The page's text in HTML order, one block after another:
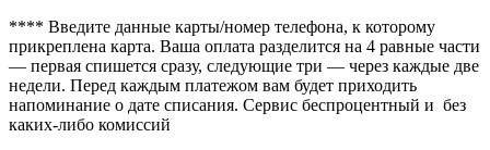
**** Введите данные карты/номер телефона, к которому
прикреплена карта. Ваша оплата разделится на 4 равные части
— первая спишется сразу, следующие три — через каждые две
недели. Перед каждым платежом вам будет приходить
напоминание о дате списания. Сервис беспроцентный и без
каких-либо комиссий